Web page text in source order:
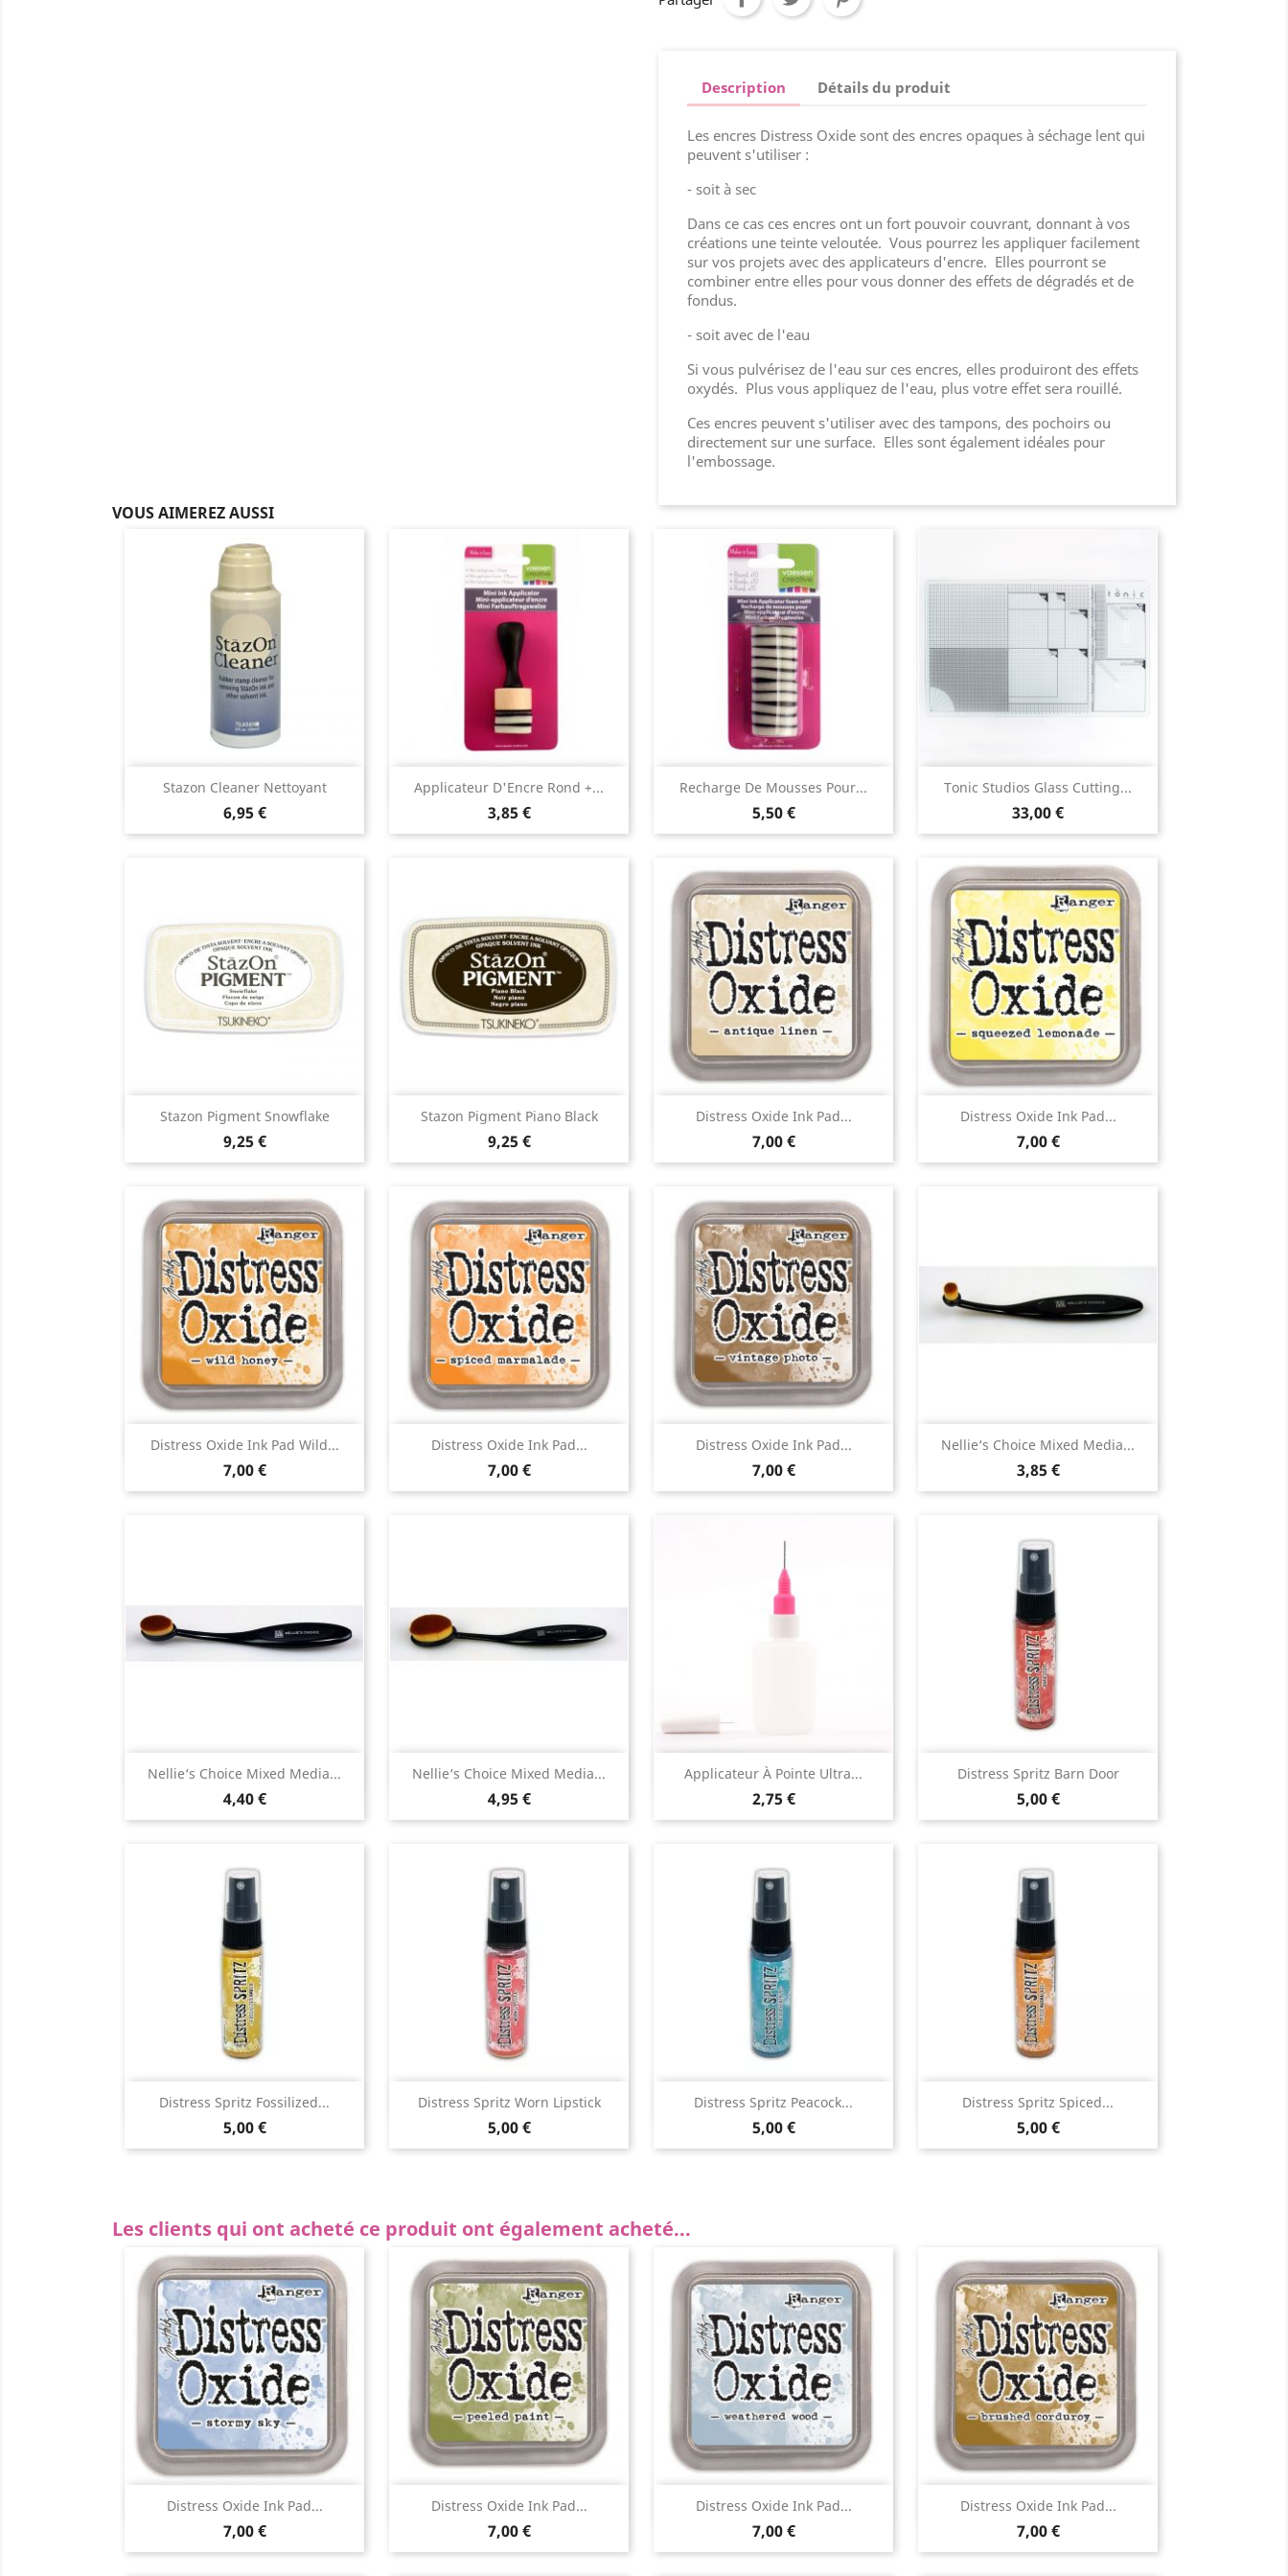
Description Détails du produit
Les encres Distress Oxide sont des encres opaques à séchage lent qui
peuvent s'utiliser :
- soit à sec
Dans ce cas ces encres ont un fort pouvoir couvrant, donnant à vos
créations une teinte veloutée. Vous pourrez les appliquer facilement
sur vos projets avec des applicateurs d'encre. Elles pourront se
combiner entre elles pour vous donner des effets de dégradés et de
fondus.
- soit avec de l'eau
Si vous pulvérisez de l'eau sur ces encres, elles produiront des effets
oxydés. Plus vous appliquez de l'eau, plus votre effet sera rouillé.
Ces encres peuvent s'utiliser avec des tampons, des pochoirs ou
directement sur une surface. Elles sont également idéales pour
l'embossage.
VOUS AIMEREZ AUSSI
Stazon Cleaner Nettoyant
6,95 €
Aperçu rapide Applicateur D'Encre Rond +...
3,85 €
Aperçu rapide Recharge De Mousses Pour...
5,50 €
Aperçu rapide Tonic Studios Glass Cutting...
33,00 €
Aperçu rapide
Stazon Pigment Snowflake
9,25 €
 Aperçu rapide Stazon Pigment Piano Black
9,25 €
 Aperçu rapide Distress Oxide Ink Pad...
7,00 €
Aperçu rapide Distress Oxide Ink Pad...
7,00 €
Aperçu rapide
Distress Oxide Ink Pad Wild...
7,00 €
 Aperçu rapide Distress Oxide Ink Pad...
7,00 €
Aperçu rapide Distress Oxide Ink Pad...
7,00 €
Aperçu rapide Nellie‘s Choice Mixed Media...
3,85 €
Aperçu rapide
Nellie‘s Choice Mixed Media...
4,40 €
Aperçu rapide Nellie‘s Choice Mixed Media...
4,95 €
Aperçu rapide Applicateur À Pointe Ultra...
2,75 €
Aperçu rapide Distress Spritz Barn Door
5,00 €
Aperçu rapide
Distress Spritz Fossilized...
5,00 €
Aperçu rapide Distress Spritz Worn Lipstick
5,00 €
Aperçu rapide Distress Spritz Peacock...
5,00 €
Aperçu rapide Distress Spritz Spiced...
5,00 €
Aperçu rapide
Les clients qui ont acheté ce produit ont également acheté...
Distress Oxide Ink Pad...
7,00 €
Aperçu rapide Distress Oxide Ink Pad...
7,00 €
Aperçu rapide Distress Oxide Ink Pad...
7,00 €
Aperçu rapide Distress Oxide Ink Pad...
7,00 €
Aperçu rapide